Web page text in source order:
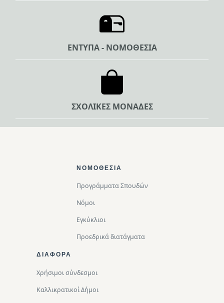
ΕΝΤΥΠΑ - ΝΟΜΟΘΕΣΙΑ
ΣΧΟΛΙΚΕΣ ΜΟΝΑΔΕΣ
ΝΟΜΟΘΕΣΊΑ
Προγράμματα Σπουδών
Νόμοι
Εγκύκλιοι
Προεδρικά διατάγματα
ΔΙΑΦΟΡΑ
Χρήσιμοι σύνδεσμοι
Καλλικρατικοί Δήμοι